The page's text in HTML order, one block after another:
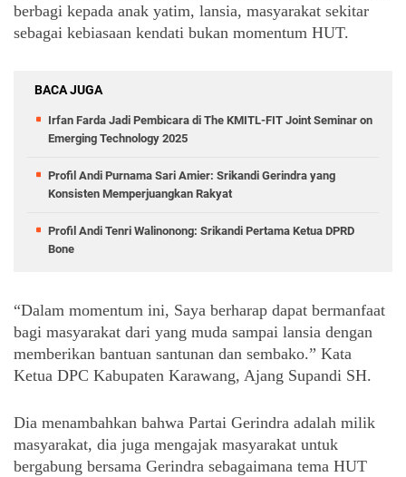
berbagi kepada anak yatim, lansia, masyarakat sekitar
sebagai kebiasaan kendati bukan momentum HUT.
BACA JUGA
Irfan Farda Jadi Pembicara di The KMITL-FIT Joint Seminar on
Emerging Technology 2025
Profil Andi Purnama Sari Amier: Srikandi Gerindra yang
Konsisten Memperjuangkan Rakyat
Profil Andi Tenri Walinonong: Srikandi Pertama Ketua DPRD
Bone
“Dalam momentum ini, Saya berharap dapat bermanfaat
bagi masyarakat dari yang muda sampai lansia dengan
memberikan bantuan santunan dan sembako.” Kata
Ketua DPC Kabupaten Karawang, Ajang Supandi SH.
Dia menambahkan bahwa Partai Gerindra adalah milik
masyarakat, dia juga mengajak masyarakat untuk
bergabung bersama Gerindra sebagaimana tema HUT